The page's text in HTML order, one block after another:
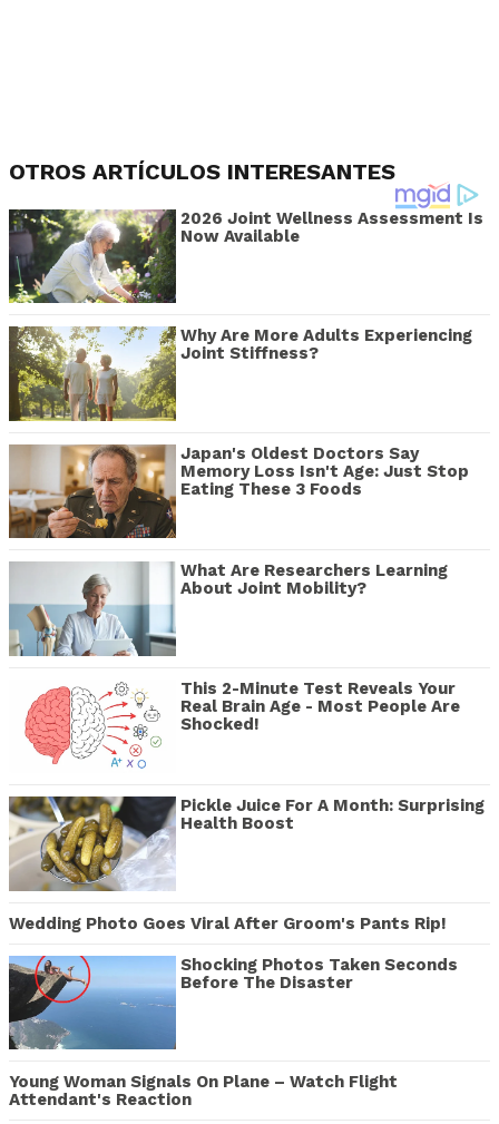
OTROS ARTÍCULOS INTERESANTES
2026 Joint Wellness Assessment Is
Now Available
Why Are More Adults Experiencing
Joint Stiffness?
Japan's Oldest Doctors Say
Memory Loss Isn't Age: Just Stop
Eating These 3 Foods
What Are Researchers Learning
About Joint Mobility?
This 2-Minute Test Reveals Your
Real Brain Age - Most People Are
Shocked!
Pickle Juice For A Month: Surprising
Health Boost
Wedding Photo Goes Viral After Groom's Pants Rip!
Shocking Photos Taken Seconds
Before The Disaster
Young Woman Signals On Plane – Watch Flight
Attendant's Reaction